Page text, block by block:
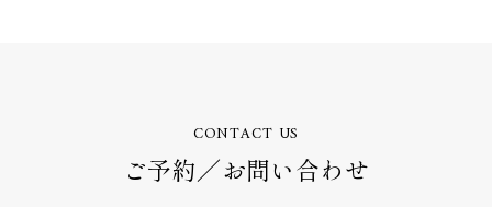
CONTACT US
ご予約／お問い合わせ